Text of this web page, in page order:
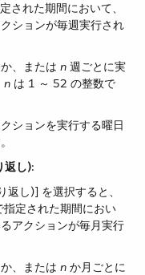
された期間において、
ションが毎週実行され
、または n ​ 週ごとに実
n ​ は 1 ～ 52 の整数で
ションを実行する曜日
返し)​:
し)] を選択すると、​
指定された期間におい
アクションが毎月実行
、または n ​ か月ごとに